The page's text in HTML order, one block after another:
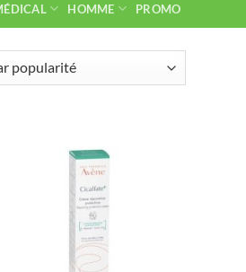
HOMME PROMO